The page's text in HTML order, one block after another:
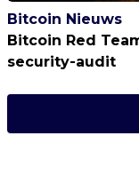
Bitcoin Nieuws
Bitcoin Red
security-audit